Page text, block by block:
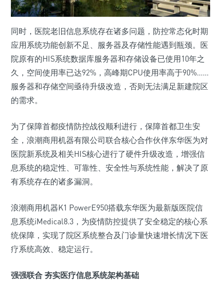
同时，医院老旧信息系统存在诸多问题，防控常态化时期
应用系统功能创新不足、服务器及存储性能遇到瓶颈。医
院原有的HIS系统数据库服务器和存储设备已使用10年之
久，空间使用率已达92%，高峰期CPU使用率高于90%……
服务器和存储空间亟待升级改造，否则无法满足新建院区
的需求。
为了保障首都疫情防控战役顺利进行，保障首都卫生安
全，浪潮商用机器有限公司联合核心合作伙伴东华医为对
医院新系统及相关HIS核心进行了硬件升级改造，增强信
息系统的稳定性、可靠性、安全性与系统性能，解决了原
有系统存在的诸多漏洞。
浪潮商用机器K1 PowerE950搭载东华医为最新版医院信
息系统iMedical8.3，为疫情防控提供了安全稳定的核心系
统保障，实现了院区系统整合及门诊量快速增长情况下医
疗系统高效、稳定运行。
强强联合 夯实医疗信息系统架构基础